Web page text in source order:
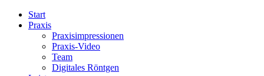
Start
Praxis
Praxisimpressionen
Praxis-Video
Team
Digitales Röntgen